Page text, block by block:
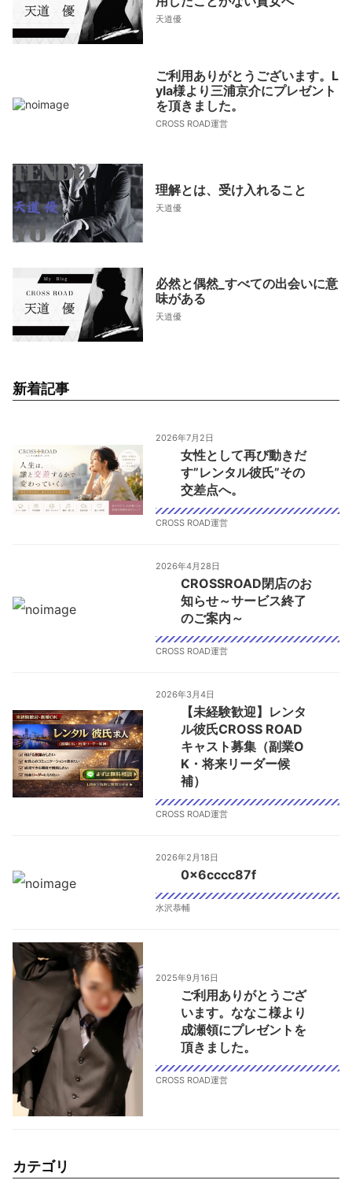
天道優
ご利用ありがとうございます。L
yla様より三浦京介にプレゼント
を頂きました。
CROSS ROAD運営
理解とは、受け入れること
天道優
必然と偶然_すべての出会いに意
味がある
天道優
新着記事
2026年7月2日
女性として再び動きだ
す”レンタル彼氏”その
交差点へ。
CROSS ROAD運営
2026年4月28日
CROSSROAD閉店のお
知らせ～サービス終了
のご案内～
CROSS ROAD運営
2026年3月4日
【未経験歓迎】レンタ
ル彼氏CROSS ROAD
キャスト募集（副業O
K・将来リーダー候
補）
CROSS ROAD運営
2026年2月18日
0x6cccc87f
水沢恭輔
2025年9月16日
ご利用ありがとうござ
います。ななこ様より
成瀬領にプレゼントを
頂きました。
CROSS ROAD運営
カテゴリ